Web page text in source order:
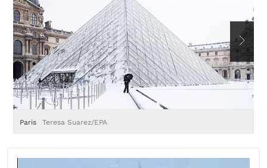
Paris Teresa Suarez/EPA